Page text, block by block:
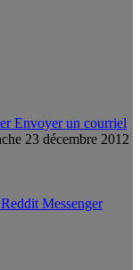
Envoyer un courriel
23 décembre 2012
Reddit Messenger